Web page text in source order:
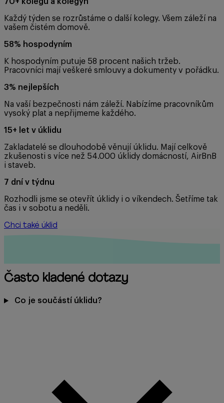
Každý týden se rozrůstáme o další kolegy. Všem záleží na
vašem čistém domově.
58% hospodyním
K hospodyním putuje 58 procent našich tržeb.
Pracovníci mají veškeré smlouvy a dokumenty v pořádku.
3% nejlepších
Na vaší bezpečnosti nám záleží. Nabízíme pracovníkům
vysoký plat a nepřijmeme každého.
15+ let v úklidu
Zakladatelé se dlouhodobě věnují úklidu. Mají celkově
zkušenosti s více než 54.000 úklidy domácností, AirBnB
i staveb.
7 dní v týdnu
Rozhodli jsme se otevřít úklidy i o víkendech. Šetříme tak
čas i v sobotu a neděli.
Chci také úklid
Často kladené dotazy
Co je součástí úklidu?